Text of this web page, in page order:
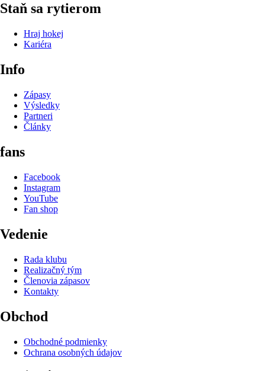
Staň sa rytierom
Hraj hokej
Kariéra
Info
Zápasy
Výsledky
Partneri
Články
fans
Facebook
Instagram
YouTube
Fan shop
Vedenie
Rada klubu
Realizačný tým
Členovia zápasov
Kontakty
Obchod
Obchodné podmienky
Ochrana osobných údajov